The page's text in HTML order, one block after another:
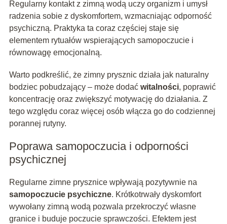
Regularny kontakt z zimną wodą uczy organizm i umysł
radzenia sobie z dyskomfortem, wzmacniając odporność
psychiczną. Praktyka ta coraz częściej staje się
elementem rytuałów wspierających samopoczucie i
równowagę emocjonalną.
Warto podkreślić, że zimny prysznic działa jak naturalny
bodziec pobudzający – może dodać witalności, poprawić
koncentrację oraz zwiększyć motywację do działania. Z
tego względu coraz więcej osób włącza go do codziennej
porannej rutyny.
Poprawa samopoczucia i odporności
psychicznej
Regularne zimne prysznice wpływają pozytywnie na
samopoczucie psychiczne. Krótkotrwały dyskomfort
wywołany zimną wodą pozwala przekroczyć własne
granice i buduje poczucie sprawczości. Efektem jest